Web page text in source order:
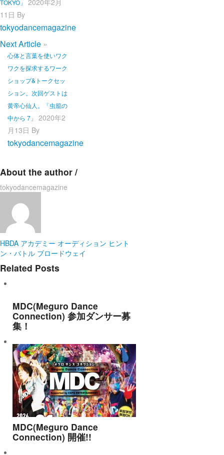
TOKYO」
11日 By
tokyodancemagazine
Next Article »
心体と言葉を使いワク
ワクを探求するワーク
ショップ&トークセッ
ション。 次回ゲストは
黄帝心仙人。「虫籠の
中から 7」
2020年2
月13日 By
tokyodancemagazine
About the author /
tokyodancemagazine
HBDA アカデミー オーディション ヒント
ン・バトル ブロードウェイ
Related Posts
MDC(Meguro Dance
Connection) 参加ダンサー募
集！
MDC(Meguro Dance
Connection) 開催!!